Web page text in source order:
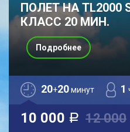
ПОЛЕТ НА TL2000
КЛАСС 20 МИН.
20+20минут 1
10 000 a 12 000
Подробнее